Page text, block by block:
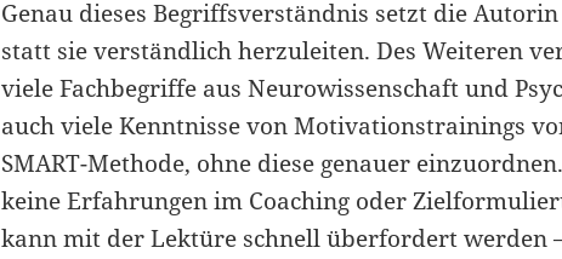
Genau dieses Begriffsverständnis setzt die
statt sie verständlich herzuleiten. Des Weiteren
viele Fachbegriffe aus Neurowissenschaft und
auch viele Kenntnisse von Motivationstrainings
SMART-Methode, ohne diese genauer
keine Erfahrungen im Coaching oder
kann mit der Lektüre schnell überfordert werden